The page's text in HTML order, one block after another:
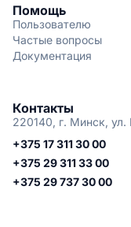
Помощь
Пользователю
Частые вопросы
Документация
Контакты
220140, г. Минск, ул.
+375 17 311 30 00
+375 29 311 33 00
+375 29 737 30 00